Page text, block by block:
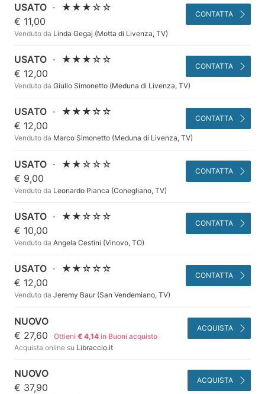
USATO ·
★★★☆☆
€ 11,00
Venduto da Linda Gegaj (Motta di Livenza, TV)
CONTATTA
USATO ·
★★★☆☆
€ 12,00
Venduto da Giulio Simonetto (Meduna di Livenza, TV)
CONTATTA
USATO ·
★★★☆☆
€ 12,00
Venduto da Marco Simonetto (Meduna di Livenza, TV)
CONTATTA
USATO ·
★★☆☆☆
€ 9,00
Venduto da Leonardo Pianca (Conegliano, TV)
CONTATTA
USATO ·
★★☆☆☆
€ 10,00
Venduto da Angela Cestini (Vinovo, TO)
CONTATTA
USATO ·
★★☆☆☆
€ 12,00
Venduto da Jeremy Baur (San Vendemiano, TV)
CONTATTA
NUOVO
€ 27,60
Ottieni€ 4,14 in Buoni acquisto
Acquista online su Libraccio.it
ACQUISTA
NUOVO
€ 37,90
ACQUISTA